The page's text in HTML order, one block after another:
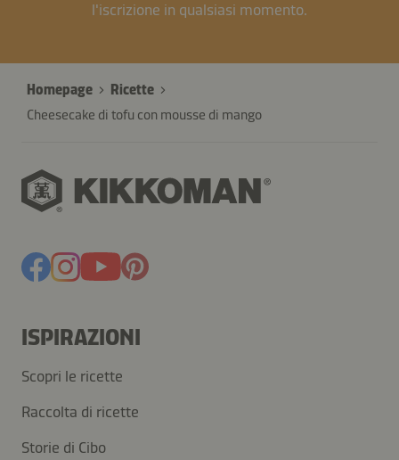
l'iscrizione in qualsiasi momento.
Homepage
Ricette
Cheesecake di tofu con mousse di mango
ISPIRAZIONI
Scopri le ricette
Raccolta di ricette
Storie di Cibo